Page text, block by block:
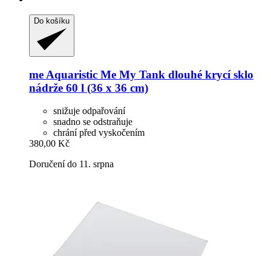
Do košíku
me Aquaristic Me My Tank dlouhé krycí sklo
nádrže 60 l (36 x 36 cm)
snižuje odpařování
snadno se odstraňuje
chrání před vyskočením
380,00 Kč
Doručení do 11. srpna